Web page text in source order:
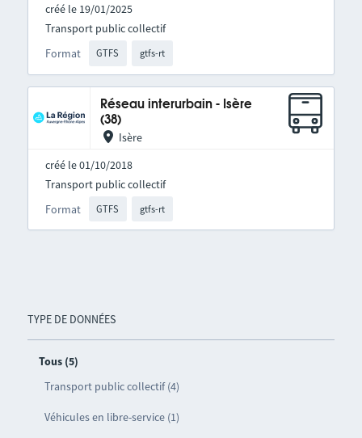
TYPE DE DONNÉES
Tous (5)
Transport public collectif (4)
Véhicules en libre-service (1)
créé le 19/01/2025
Format GTFS gtfs-rt
Transport public collectif
Réseau interurbain - Isère
(38)
Isère
créé le 01/10/2018
Format GTFS gtfs-rt
Transport public collectif